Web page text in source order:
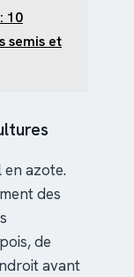
10
semis et
en azote.
des
de
avant